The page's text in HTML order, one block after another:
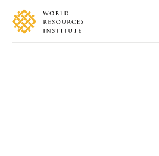
Skip
main
Accessibility